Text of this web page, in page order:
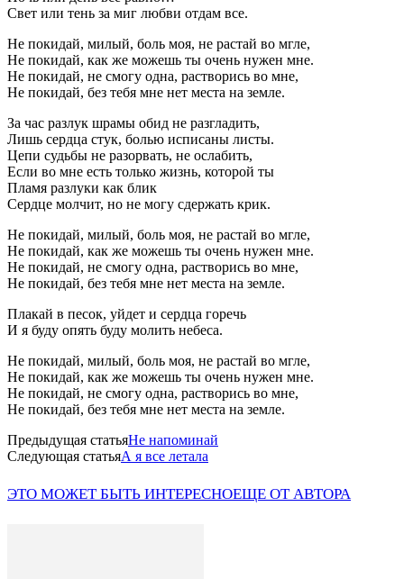
Свет или тень за миг любви отдам все.
Не покидай, милый, боль моя, не растай во мгле,
Не покидай, как же можешь ты очень нужен мне.
Не покидай, не смогу одна, растворись во мне,
Не покидай, без тебя мне нет места на земле.
За час разлук шрамы обид не разгладить,
Лишь сердца стук, болью исписаны листы.
Цепи судьбы не разорвать, не ослабить,
Если во мне есть только жизнь, которой ты
Пламя разлуки как блик
Сердце молчит, но не могу сдержать крик.
Не покидай, милый, боль моя, не растай во мгле,
Не покидай, как же можешь ты очень нужен мне.
Не покидай, не смогу одна, растворись во мне,
Не покидай, без тебя мне нет места на земле.
Плакай в песок, уйдет и сердца горечь
И я буду опять буду молить небеса.
Не покидай, милый, боль моя, не растай во мгле,
Не покидай, как же можешь ты очень нужен мне.
Не покидай, не смогу одна, растворись во мне,
Не покидай, без тебя мне нет места на земле.
Предыдущая статьяНе напоминай
Следующая статьяА я все летала
ЭТО МОЖЕТ БЫТЬ ИНТЕРЕСНОЕЩЕ ОТ АВТОРА